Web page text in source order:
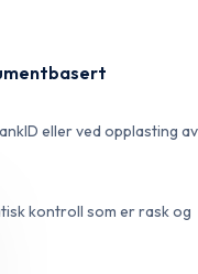
eller ved opplasting av
kontroll som er rask og